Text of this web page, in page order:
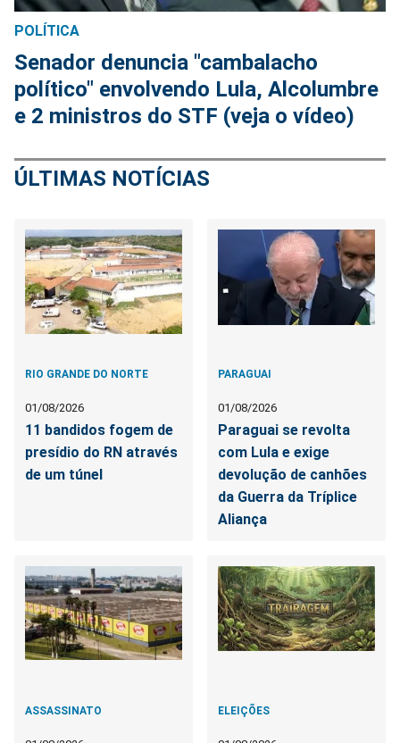
POLÍTICA
Senador denuncia "cambalacho
político" envolvendo Lula, Alcolumbre
e 2 ministros do STF (veja o vídeo)
ÚLTIMAS NOTÍCIAS
RIO GRANDE DO NORTE
01/08/2026
11 bandidos fogem de
presídio do RN através
de um túnel
PARAGUAI
01/08/2026
Paraguai se revolta
com Lula e exige
devolução de canhões
da Guerra da Tríplice
Aliança
ASSASSINATO ELEIÇÕES